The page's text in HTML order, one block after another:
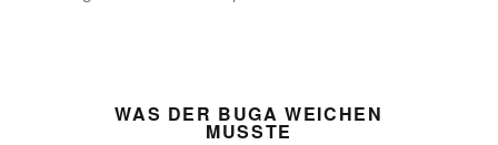
WAS DER BUGA WEICHEN
MUSSTE